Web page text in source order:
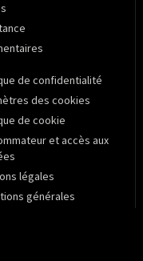
de confidentialité
des cookies
de cookie
et accès aux
légales
générales